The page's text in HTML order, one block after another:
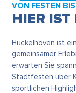
VON FESTEN
HIER IST
Hückelhoven ist
gemeinsamer
erwarten Sie
Stadtfesten über
sportlichen